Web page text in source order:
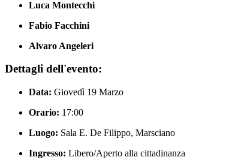
Luca Montecchi
Fabio Facchini
Alvaro Angeleri
Dettagli dell'evento:
Data: Giovedì 19 Marzo
Orario: 17:00
Luogo: Sala E. De Filippo, Marsciano
Ingresso: Libero/Aperto alla cittadinanza